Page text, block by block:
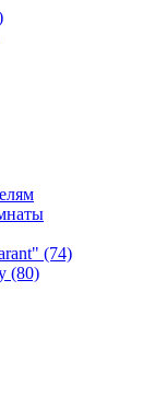
(74)
(80)